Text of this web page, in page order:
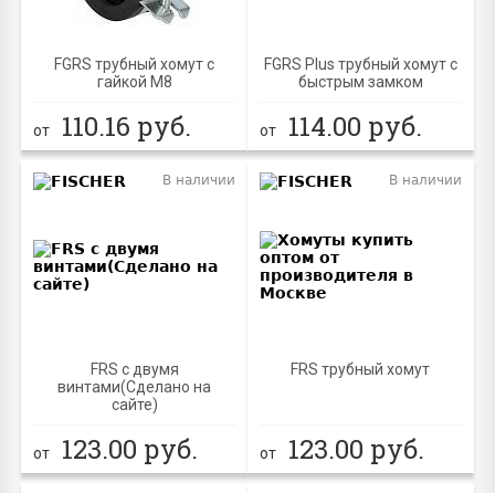
FGRS трубный хомут с
гайкой М8
от 110.16 руб.
FGRS Plus трубный хомут с
быстрым замком
от 114.00 руб.
FRS с двумя
винтами(Сделано на
сайте)
В наличии
от 123.00 руб.
FRS трубный хомут
В наличии
от 123.00 руб.